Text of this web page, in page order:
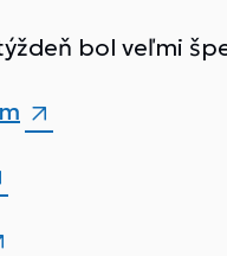
bol veľmi